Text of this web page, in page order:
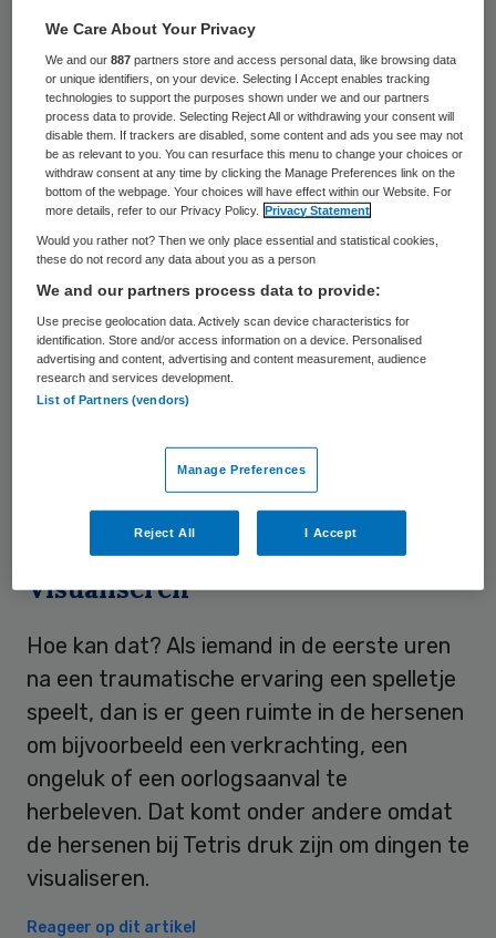
Speel meteen na een traumatische ervaring
een spelletje Tetris. Dat kan een
posttraumatische stressstoornis (PTSS) in
de toekomst voorkomen. Het zou dus een
goedkoop hulpmiddel bij behandelingen
kunnen zijn.
Dat blijkt uit onderzoek van het Karolinska-
instituut in Zwedenwaar het RTL Nieuws
over schrijft. Daar werden 71 patiënten
onderzocht na een ernstig motorongeluk.
De helft moest in de eerste 6 uur na het
dat niet. De Tetris-spelers hadden in de
week erna significant minder last van
herbelevingen.
Visualiseren
Hoe kan dat? Als iemand in de eerste uren
na een traumatische ervaring een spelletje
speelt, dan is er geen ruimte in de hersenen
om bijvoorbeeld een verkrachting, een
ongeluk of een oorlogsaanval te
herbeleven. Dat komt onder andere omdat
de hersenen bij Tetris druk zijn om dingen te
visualiseren.
Reageer op dit artikel
We Care About Your Privacy
We and our887 partners store and access personal data, like browsing data
or unique identifiers, on your device. Selecting I Accept enables tracking
technologies to support the purposes shown under we and our partners
process data to provide. Selecting Reject All or withdrawing your consent will
disable them. If trackers are disabled, some content and ads you see may not
be as relevant to you. You can resurface this menu to change your choices or
withdraw consent at any time by clicking the Manage Preferences link on the
bottom of the webpage. Your choices will have effect within our Website. For
more details, refer to our Privacy Policy.
Privacy Statement
Would you rather not? Then we only place essential and statistical cookies,
these do not record any data about you as a person
We and our partners process data to provide:
Use precise geolocation data. Actively scan device characteristics for
identification. Store and/or access information on a device. Personalised
advertising and content, advertising and content measurement, audience
research and services development.
List of Partners (vendors)
Manage Preferences
Reject All I Accept